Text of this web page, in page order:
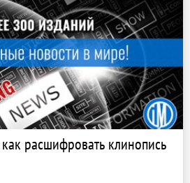
расшифровать клинопись